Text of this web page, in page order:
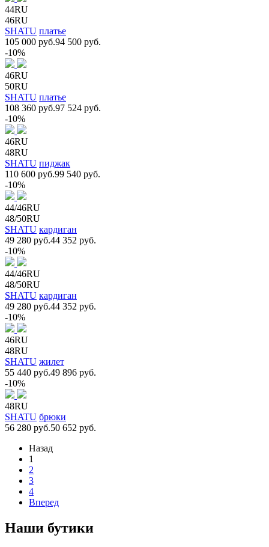
44RU
46RU
SHATU платье
105 000 руб.94 500 руб.
-10%
46RU
50RU
SHATU платье
108 360 руб.97 524 руб.
-10%
46RU
48RU
SHATU пиджак
110 600 руб.99 540 руб.
-10%
44/46RU
48/50RU
SHATU кардиган
49 280 руб.44 352 руб.
-10%
44/46RU
48/50RU
SHATU кардиган
49 280 руб.44 352 руб.
-10%
46RU
48RU
SHATU жилет
55 440 руб.49 896 руб.
-10%
48RU
SHATU брюки
56 280 руб.50 652 руб.
Назад
1
2
3
4
Вперед
Наши бутики